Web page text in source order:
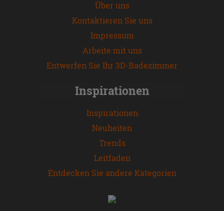
Über uns
Kontaktieren Sie uns
Impressum
Arbeite mit uns
Entwerfen Sie Ihr 3D-Badezimmer
Inspirationen
Inspirationen
Neuheiten
Trends
Leitfaden
Entdecken Sie andere Kategorien